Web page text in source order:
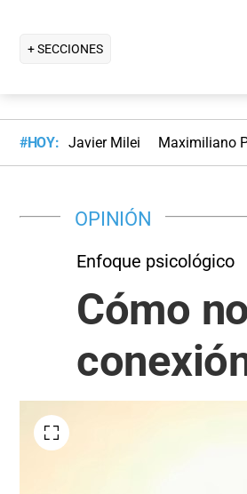
+ SECCIONES
#HOY: Javier Milei Maximiliano
OPINIÓN
Enfoque psicológico
Cómo